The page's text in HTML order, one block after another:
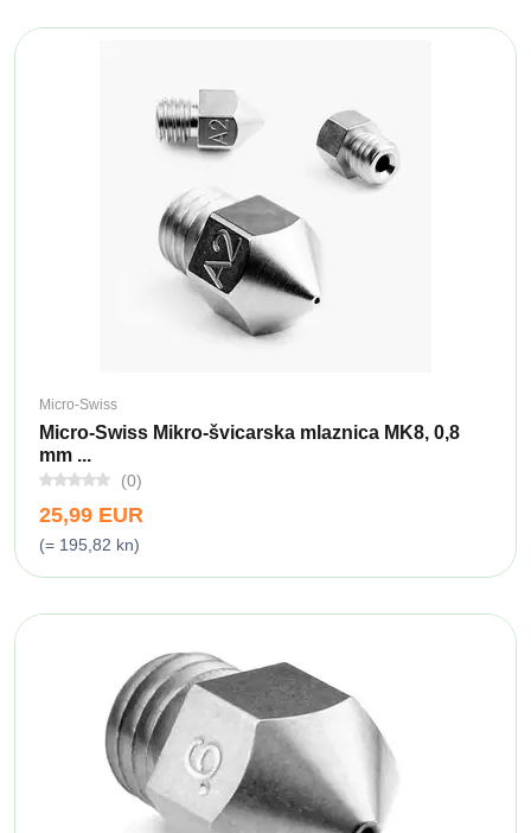
Micro-Swiss
Micro-Swiss Mikro-švicarska mlaznica MK8, 0,8
mm ...
(0)
25,99 EUR
(= 195,82 kn)